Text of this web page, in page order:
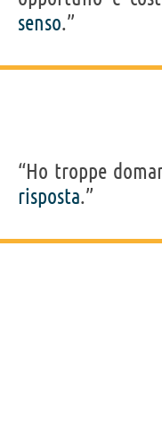
senso.”
“Ho troppe
risposta.”